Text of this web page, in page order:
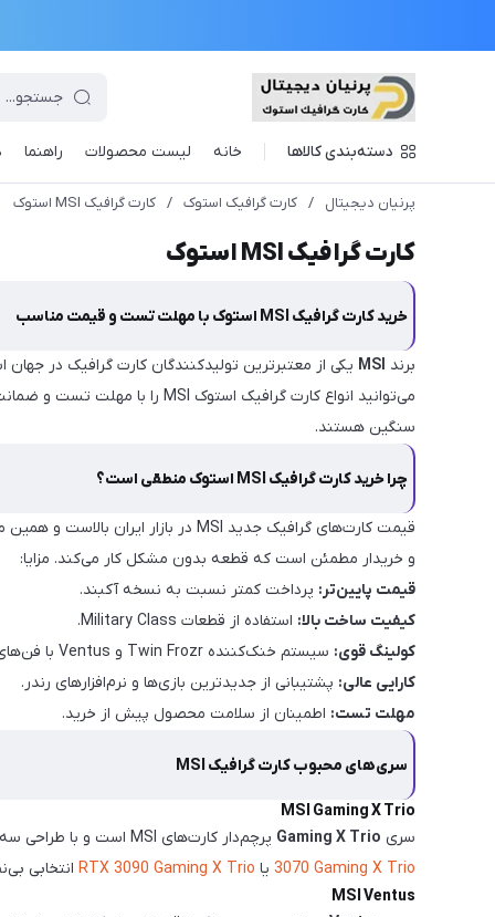
دسته‌بندی کالاها خانه لیست محصولات راهنما
پرنیان دیجیتال / کارت گرافیک استوک / کارت گرافیک MSI استوک
کارت گرافیک MSI استوک
خرید کارت گرافیک MSI استوک با مهلت تست و قیمت مناسب
برند MSI یکی از معتبرترین تولیدکنندگان کارت گرافیک در
می‌توانید انواع کارت گرافیک استوک MSI را با مهلت تست و ضمانت سلامت خریداری کنید. سری‌های معروف
سنگین هستند.
چرا خرید کارت گرافیک MSI استوک منطقی است؟
و خریدار مطمئن است که قطعه بدون مشکل کار می‌کند. مزایا:
قیمت پایین‌تر: پرداخت کمتر نسبت به نسخه آکبند.
کیفیت ساخت بالا: استفاده از قطعات Military Class.
کولینگ قوی: سیستم خنک‌کننده Twin Frozr و Ventus با فن‌های Torx.
کارایی عالی: پشتیبانی از جدیدترین بازی‌ها و نرم‌افزارهای رندر.
مهلت تست: اطمینان از سلامت محصول پیش از خرید.
سری‌های محبوب کارت گرافیک MSI
MSI Gaming X Trio
سری Gaming X Trio پرچم‌دار کارت‌های MSI است و با طراحی سه‌فن، نورپردازی RGB و قابلیت اورکلاک بالا شناخته می‌شود. اگر به دنبال اجرای بازی‌های AAA در رزولوشن 2K و 4K هستید، مدل‌هایی مثل
3070 Gaming X Trio یا RTX 3090 Gaming X Trio انتخابی
MSI Ventus